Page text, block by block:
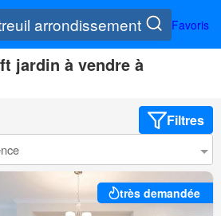
Favoris
jardin à vendre à
Filtres
très demandée